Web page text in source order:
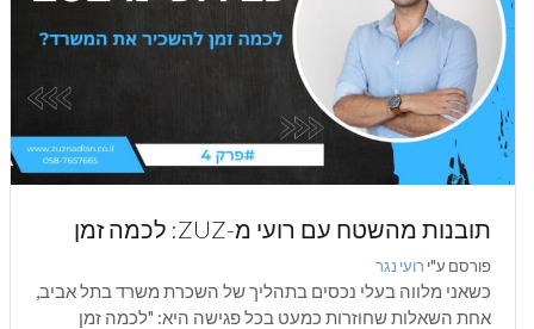
תובנות מהשטח עם רועי מ-ZUZ: לכמה זמן
להשכיר את המשרד?
פורסם ע"י רועי נגר
כשאני מלווה בעלי נכסים בתהליך של השכרת משרד בתל אביב,
אחת השאלות שחוזרות כמעט בכל פגישה היא: "לכמה זמן